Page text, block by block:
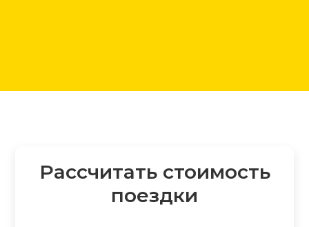
Рассчитать стоимость
поездки